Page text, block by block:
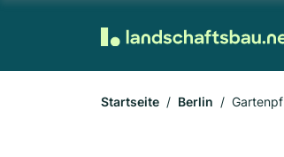
Startseite Berlin